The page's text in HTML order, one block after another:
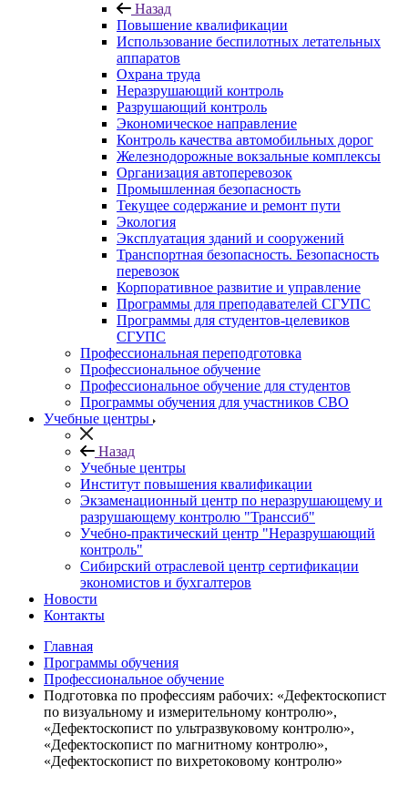
Назад
Повышение квалификации
Использование беспилотных летательных
аппаратов
Охрана труда
Неразрушающий контроль
Разрушающий контроль
Экономическое направление
Контроль качества автомобильных дорог
Железнодорожные вокзальные комплексы
Организация автоперевозок
Промышленная безопасность
Текущее содержание и ремонт пути
Экология
Эксплуатация зданий и сооружений
Транспортная безопасность. Безопасность
перевозок
Корпоративное развитие и управление
Программы для преподавателей СГУПС
Программы для студентов-целевиков
СГУПС
Профессиональная переподготовка
Профессиональное обучение
Профессиональное обучение для студентов
Программы обучения для участников СВО
Учебные центры
Назад
Учебные центры
Институт повышения квалификации
Экзаменационный центр по неразрушающему и
разрушающему контролю "Транссиб"
Учебно-практический центр "Неразрушающий
контроль"
Сибирский отраслевой центр сертификации
экономистов и бухгалтеров
Новости
Контакты
Главная
Программы обучения
Профессиональное обучение
Подготовка по профессиям рабочих: «Дефектоскопист
по визуальному и измерительному контролю»,
«Дефектоскопист по ультразвуковому контролю»,
«Дефектоскопист по магнитному контролю»,
«Дефектоскопист по вихретоковому контролю»